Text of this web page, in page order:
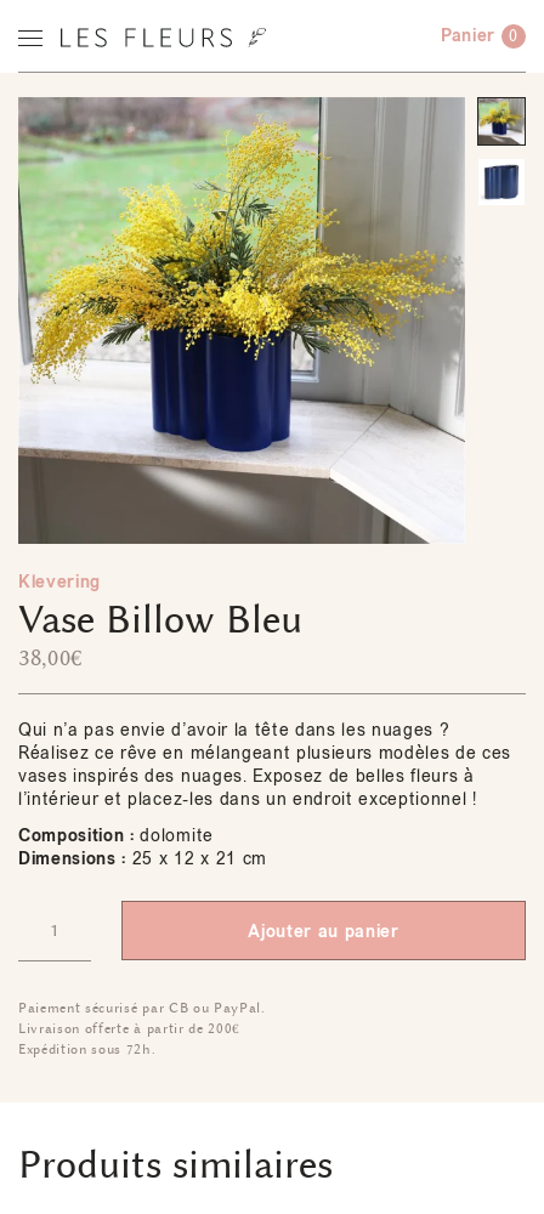
Panier 0
Klevering
Vase Billow Bleu
38,00€
Qui n’a pas envie d’avoir la tête dans les nuages ​​?
Réalisez ce rêve en mélangeant plusieurs modèles de ces
vases inspirés des nuages. Exposez de belles fleurs à
l’intérieur et placez-les dans un endroit exceptionnel !
Composition : dolomite
Dimensions : 25 x 12 x 21 cm
Ajouter au panier
Paiement sécurisé par CB ou PayPal.
Livraison offerte à partir de 200€
Expédition sous 72h.
Produits similaires